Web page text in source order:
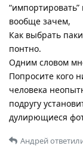
вообще зачем,
Как выбрать
понтно.
Одним словом
Попросите кого
человека
подругу
дулирющиеся
Андрей